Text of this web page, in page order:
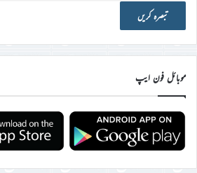
موبائل فون ایپ